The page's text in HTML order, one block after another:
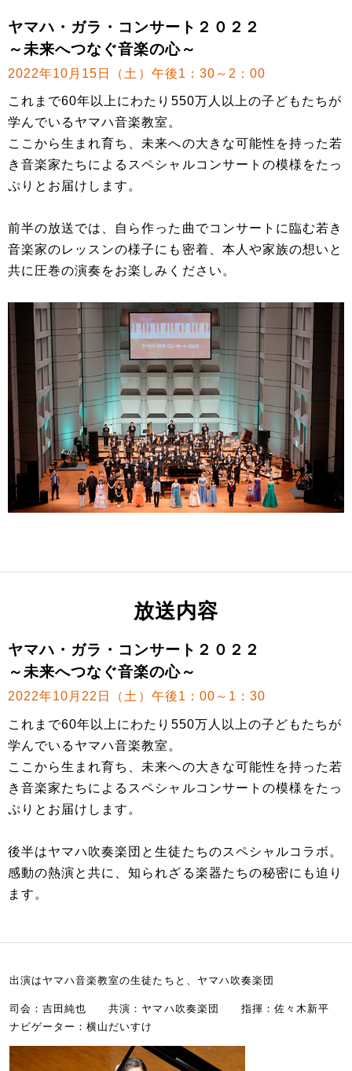
ヤマハ・ガラ・コンサート２０２２
～未来へつなぐ音楽の心～
2022年10月15日（土）午後1：30～2：00
これまで60年以上にわたり550万人以上の子どもたちが
学んでいるヤマハ音楽教室。
ここから生まれ育ち、未来への大きな可能性を持った若
き音楽家たちによるスペシャルコンサートの模様をたっ
ぷりとお届けします。
前半の放送では、自ら作った曲でコンサートに臨む若き
音楽家のレッスンの様子にも密着、本人や家族の想いと
共に圧巻の演奏をお楽しみください。
放送内容
ヤマハ・ガラ・コンサート２０２２
～未来へつなぐ音楽の心～
2022年10月22日（土）午後1：00～1：30
これまで60年以上にわたり550万人以上の子どもたちが
学んでいるヤマハ音楽教室。
ここから生まれ育ち、未来への大きな可能性を持った若
き音楽家たちによるスペシャルコンサートの模様をたっ
ぷりとお届けします。
後半はヤマハ吹奏楽団と生徒たちのスペシャルコラボ。
感動の熱演と共に、知られざる楽器たちの秘密にも迫り
ます。
出演はヤマハ音楽教室の生徒たちと、ヤマハ吹奏楽団
司会：吉田純也 共演：ヤマハ吹奏楽団 指揮：佐々木新平
ナビゲーター：横山だいすけ